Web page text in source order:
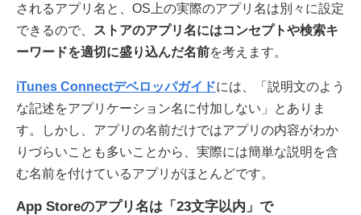
されるアプリ名と、OS上の実際のアプリ名は別々に設定
できるので、
ストアのアプリ名にはコンセプトや検索キ
ーワードを適切に盛り込んだ名前を考えます。
iTunes Connectデベロッパガイドには、「説明文のよう
な記述をアプリケーション名に付加しない」とありま
す。しかし、アプリの名前だけではアプリの内容がわか
りづらいことも多いことから、実際には簡単な説明を含
む名前を付けているアプリがほとんどです。
App Storeのアプリ名は「23文字以内」で